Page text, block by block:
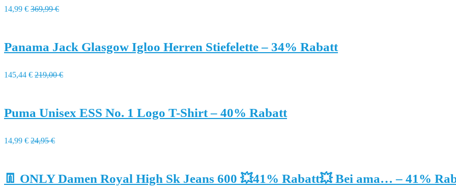
14,99 € 369,99 €
Panama Jack Glasgow Igloo Herren Stiefelette – 34% Rabatt
145,44 € 219,00 €
Puma Unisex ESS No. 1 Logo T-Shirt – 40% Rabatt
14,99 € 24,95 €
👖 ONLY Damen Royal High Sk Jeans 600 💥41% Rabatt💥 Bei ama… – 41%